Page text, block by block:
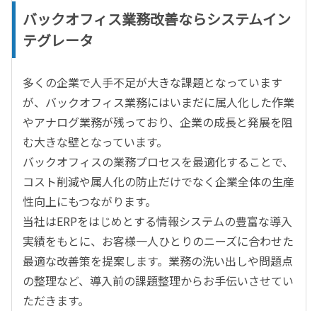
バックオフィス業務改善ならシステムイン
テグレータ
多くの企業で人手不足が大きな課題となっています
が、バックオフィス業務にはいまだに属人化した作業
やアナログ業務が残っており、企業の成長と発展を阻
む大きな壁となっています。
バックオフィスの業務プロセスを最適化することで、
コスト削減や属人化の防止だけでなく企業全体の生産
性向上にもつながります。
当社はERPをはじめとする情報システムの豊富な導入
実績をもとに、お客様一人ひとりのニーズに合わせた
最適な改善策を提案します。業務の洗い出しや問題点
の整理など、導入前の課題整理からお手伝いさせてい
ただきます。